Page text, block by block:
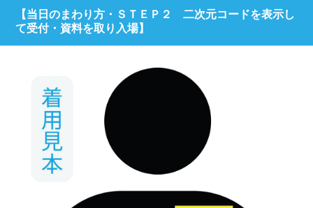
【当日のまわり方・ＳＴＥＰ２ 二次元コードを表示し
て受付・資料を取り入場】